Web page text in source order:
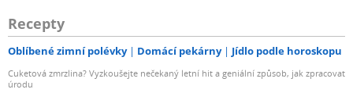
Recepty
Oblíbené zimní polévky Domácí pekárny Jídlo podle horoskopu
Cuketová zmrzlina? Vyzkoušejte nečekaný letní hit a geniální způsob, jak zpracovat
úrodu